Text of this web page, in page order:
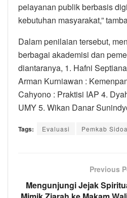
pelayanan publik berbasis
kebutuhan masyarakat,”
Dalam penilaian tersebut,
berbagai akademisi dan
diantaranya, 1.⁠ ⁠Hafni
⁠⁠Arman Kurniawan :
Cahyono : Praktisi IAP 4.⁠
UMY 5.⁠ ⁠⁠Wikan Danar
Tags: Evaluasi Pemkab
Previous
Mengunjungi Jejak